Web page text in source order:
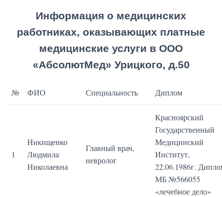
Информация о медицинских
работниках, оказывающих платные
медицинские услуги в ООО
«АбсолютМед» Урицкого, д.50
№ ФИО Специальность Диплом
1
Никищенко
Людмила
Николаевна
Главный врач,
невролог
Красноярский
Государственный
Медицинский
Институт,
22.06.1986г.
МБ №566055
«лечебное дело»